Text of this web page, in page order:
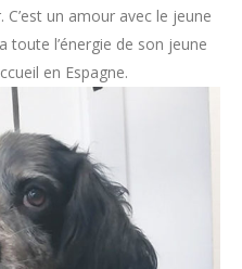
un amour avec le jeune
toute l’énergie de son jeune
en Espagne.